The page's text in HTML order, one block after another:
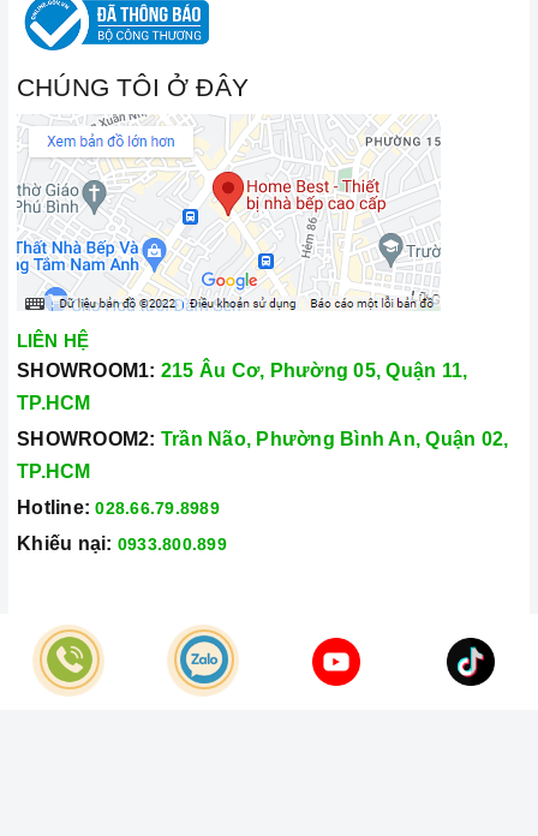
CHÚNG TÔI Ở ĐÂY
LIÊN HỆ
SHOWROOM1: 215 Âu Cơ, Phường 05, Quận 11,
TP.HCM
SHOWROOM2: Trần Não, Phường Bình An, Quận 02,
TP.HCM
Hotline: 028.66.79.8989
Khiếu nại: 0933.800.899
© Bản quyền thuộc vềCông Ty TNHH Home Best Việt Nam
Cung cấp bởi
Sapo